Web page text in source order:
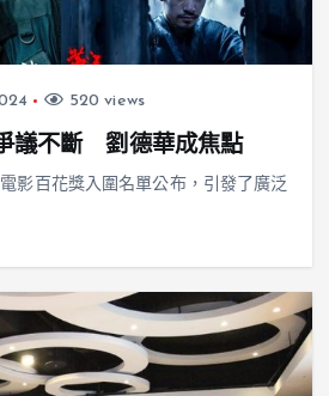
520 views
議不斷 劉德華成焦點
影百花獎入圍名單公布，引發了廣泛